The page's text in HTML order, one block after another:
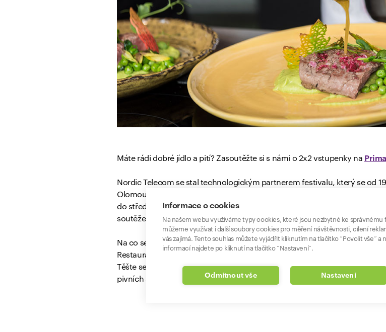
Máte rádi dobré jídlo a pití? Zasoutěžte si s námi o 2x2 vstupenky na
Nordic Telecom se stal technologickým partnerem festivalu, který se od
Olomouci, Pardubicích, Brnu a Liberci. A díky partnerství se na našem
do středy 10. 5. 2023zapojit do soutěže o 2×2 vstupenky
soutěže si přečtětetady.
Na co se mimo jiné můžete letos těšit? Menu od Café Imperial pod
Restaurace U Sapíků na Klokočné, Restaurantu Marcela Ihnačáka anebo
Těšte se také na řízené degustace, exotické speciality, čokoládové
pivních speciálů. Více nawww.freshfestival.cz
Informace o cookies
Na našem webu využíváme typy cookies, které jsou nezbytné ke správnému
můžeme využívat i další soubory cookies pro měření návštěvnosti, cílení
vás zajímá. Tento souhlas můžete vyjádřit kliknutím na tlačítko “Povolit vše”
informací najdete po kliknutí na tlačítko “Nastavení”.
Nastavení
Odmítnout vše